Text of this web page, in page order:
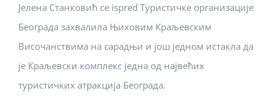
Јелена Станковић се ispred Туристичке организације
Београда захвалила Њиховим Краљевским
Височанствима на сарадњи и још једном истакла да
је Краљевски комплекс једна од највећих
туристичких атракција Београда.